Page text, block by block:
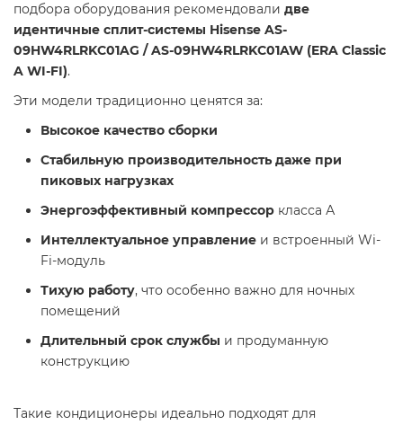
подбора оборудования рекомендовали две
идентичные сплит-системы Hisense AS-
09HW4RLRKC01AG / AS-09HW4RLRKC01AW (ERA Classic
A WI-FI).
Эти модели традиционно ценятся за:
Высокое качество сборки
Стабильную производительность даже при
пиковых нагрузках
Энергоэффективный компрессор класса А
Интеллектуальное управление и встроенный Wi-
Fi-модуль
Тихую работу, что особенно важно для ночных
помещений
Длительный срок службы и продуманную
конструкцию
Такие кондиционеры идеально подходят для